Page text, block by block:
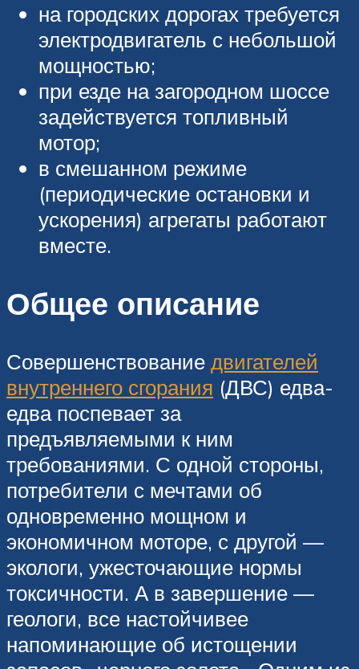
на городских дорогах требуется
электродвигатель с небольшой
мощностью;
при езде на загородном шоссе
задействуется топливный
мотор;
в смешанном режиме
(периодические остановки и
ускорения) агрегаты работают
вместе.
Общее описание
Совершенствование двигателей
внутреннего сгорания (ДВС) едва-
едва поспевает за
предъявляемыми к ним
требованиями. С одной стороны,
потребители с мечтами об
одновременно мощном и
экономичном моторе, с другой —
экологи, ужесточающие нормы
токсичности. А в завершение —
геологи, все настойчивее
напоминающие об истощении